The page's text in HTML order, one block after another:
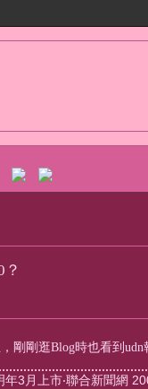
？
剛剛逛Blog時也看到udn
3月上市‧聯合新聞網